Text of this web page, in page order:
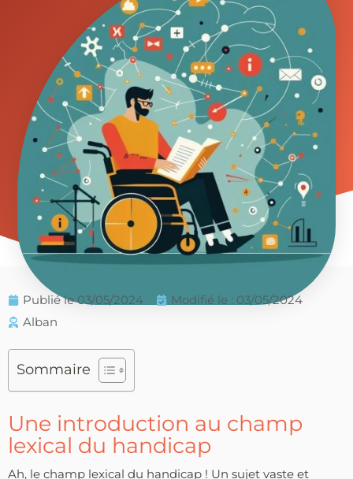
Publié le 03/05/2024
Modifié le : 03/05/2024
Alban
Sommaire
Une introduction au champ
lexical du handicap
Ah, le champ lexical du handicap ! Un sujet vaste et